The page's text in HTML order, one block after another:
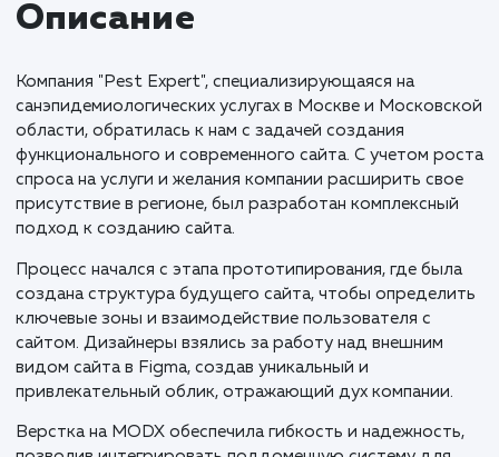
Выросла на
Описание
Компания "Pest Expert", специализирующаяся на
санэпидемиологических услугах в Москве и
области, обратилась к нам с задачей создания
спроса на услуги и желания компании расширить